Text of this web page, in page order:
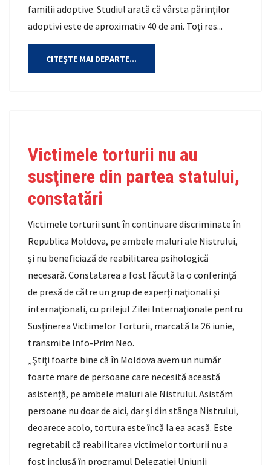
familii adoptive. Studiul arată că vârsta părinţilor
adoptivi este de aproximativ 40 de ani. Toţi res...
CITEȘTE MAI DEPARTE...
Victimele torturii nu au
susţinere din partea statului,
constatări
Victimele torturii sunt în continuare discriminate în
Republica Moldova, pe ambele maluri ale Nistrului,
şi nu beneficiază de reabilitarea psihologică
necesară. Constatarea a fost făcută la o conferinţă
de presă de către un grup de experţi naţionali şi
internaţionali, cu prilejul Zilei Internaţionale pentru
Susţinerea Victimelor Torturii, marcată la 26 iunie,
transmite Info-Prim Neo.
„Ştiţi foarte bine că în Moldova avem un număr
foarte mare de persoane care necesită această
asistenţă, pe ambele maluri ale Nistrului. Asistăm
persoane nu doar de aici, dar şi din stânga Nistrului,
deoarece acolo, tortura este încă la ea acasă. Este
regretabil că reabilitarea victimelor torturii nu a
fost inclusă în programul Delegaţiei Uniunii